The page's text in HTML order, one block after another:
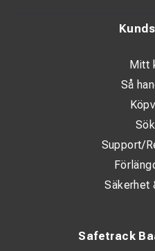
Justerbar bröstrem och
Kraftiga och slitstarka
Diameter: 31cm / 12 "
Kapacitet: 3.600 cubic inches
Safetrack
Mitt
Så
Support/
Säkerhet